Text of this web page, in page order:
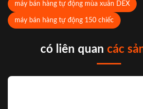
máy bán hàng tự động mùa xuân DEX
máy bán hàng tự động 150 chiếc
có liên quan các